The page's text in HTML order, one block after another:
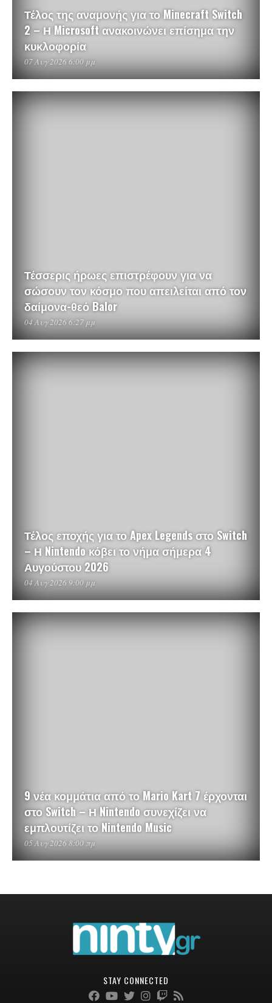
Τέλος της αναμονής για το Minecraft Switch
2 – Η Microsoft ανακοινώνει επίσημα την
κυκλοφορία
07 Αυγ 2026 6:00 μμ
Τέσσερις ήρωες επιστρέφουν για να
σώσουν τον κόσμο που απειλείται από τον
δαίμονα-θεό Balor
04 Αυγ 2026 6:27 μμ
Τέλος εποχής για το Apex Legends στο Switch
– Η Nintendo κόβει το νήμα σήμερα 4
Αυγούστου 2026
04 Αυγ 2026 9:00 μμ
9 νέα κομμάτια από το Mario Kart 7 έρχονται
στο Switch – Η Nintendo συνεχίζει να
εμπλουτίζει το Nintendo Music
05 Αυγ 2026 8:00 πμ
STAY CONNECTED